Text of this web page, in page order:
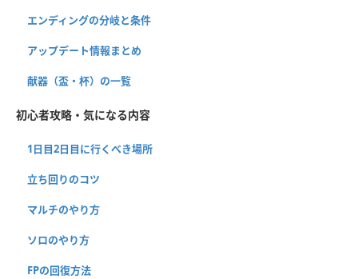
エンディングの分岐と条件
アップデート情報まとめ
献器（盃・杯）の一覧
初心者攻略・気になる内容
1日目2日目に行くべき場所
立ち回りのコツ
マルチのやり方
ソロのやり方
FPの回復方法